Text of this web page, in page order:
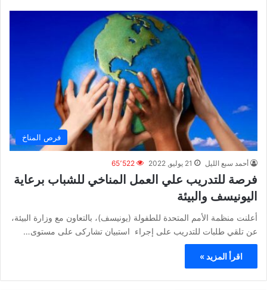
فرص المناخ
أحمد سبع الليل 21 يوليو, 2022 65٬522
فرصة للتدريب علي العمل المناخي للشباب برعاية
اليونيسف والبيئة
أعلنت منظمة الأمم المتحدة للطفولة (يونيسف)، بالتعاون مع وزارة البيئة،
عن تلقي طلبات للتدريب على إجراء استبيان تشاركى على مستوى…
اقرأ المزيد »